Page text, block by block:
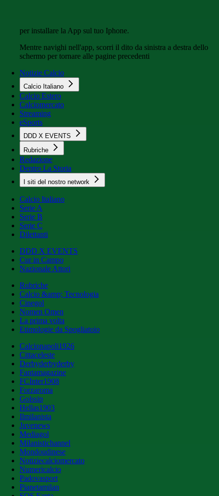
per installare la App sul tuo Iphone.
Mentre navighi nell'app, scorri il dito da sinistra a destra dello
schermo per tornare alle pagine precedenti
Notizie Calcio
Calcio Italiano
Calcio Estero
Calciomercato
Streaming
eSports
DDD X EVENTS
Rubriche
Redazione
Dentro La Storia
I siti del nostro network
Calcio Italiano
Serie A
Serie B
Serie C
Dilettanti
DDD X EVENTS
Cur in Campo
Nazionale Attori
Rubriche
Calcio &amp; Tecnologia
Cinegol
Nomen Omen
La prima volta
Etimologie da Spogliatoio
Calcionapoli1926
Cittaceleste
Derbyderbyderby
Fantamagazine
FCInter1908
Forzaroma
Golssip
Hellas1903
Ilmilanista
Juvenews
Mediagol
Milanistichannel
Mondoudinese
Notiziecalciomercato
Numericalcio
Padovasport
Pianetamilan